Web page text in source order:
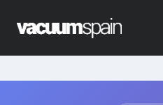
contenido